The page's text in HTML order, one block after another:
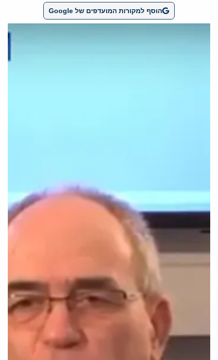
הוסף למקורות המועדפים של Google